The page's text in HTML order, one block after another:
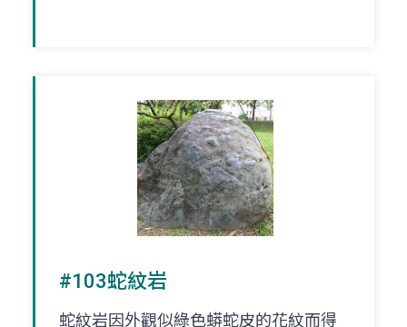
#103蛇紋岩
蛇紋岩因外觀似綠色蟒蛇皮的花紋而得